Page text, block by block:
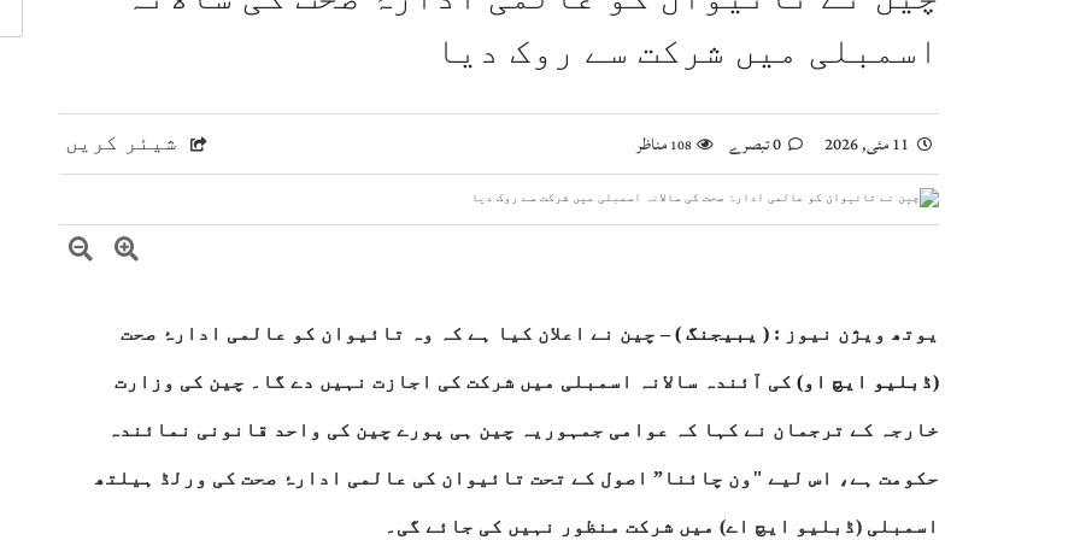
ویانا میں یوم استحصال کشمیر کی تقریب، بھارتی اقدامات کے خلاف کشمیریوں سے اظہارِ یکجہتی
اسحاق ڈار کی شاہ عبداللہ سے ملاقات، فلسطین اور مشرق وسطیٰ پر اہم تبادلہ خیال
اسمبلی میں شرکت سے روک دیا
شیئر کریں 11 مئی, 2026 108مناظر
یوتھ ویژن نیوز : ( یبیجنگ )– چین نے اعلان کیا ہے کہ وہ تائیوان کو عالمی ادارۂ صحت
(ڈبلیو ایچ او) کی آئندہ سالانہ اسمبلی میں شرکت کی اجازت نہیں دے گا۔ چین کی وزارت
خارجہ کے ترجمان نے کہا کہ عوامی جمہوریہ چین ہی پورے چین کی واحد قانونی نمائندہ
حکومت ہے، اس لیے "ون چائنا” اصول کے تحت تائیوان کی عالمی ادارۂ صحت کی ورلڈ ہیلتھ
اسمبلی (ڈبلیو ایچ اے) میں شرکت منظور نہیں کی جائے گی۔